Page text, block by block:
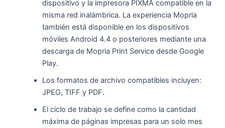
dispositivo y la impresora PIXMA compatible en la
misma red inalámbrica. La experiencia Mopria
también está disponible en los dispositivos
móviles Android 4.4 o posteriores mediante una
descarga de Mopria Print Service desde Google
Play.
Los formatos de archivo compatibles incluyen:
JPEG, TIFF y PDF.
El ciclo de trabajo se define como la cantidad
máxima de páginas impresas para un solo mes